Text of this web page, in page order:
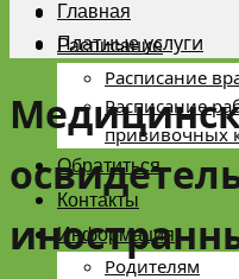
Главная
Расписание
Расписание
Расписание
прививочных
Обратиться
Контакты
Информация
Родителям
Платные услуги